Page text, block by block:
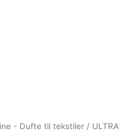
- Dufte til tekstiler / ULTRA